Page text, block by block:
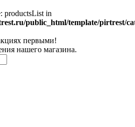
productsList in
public_html/template/pirtrest/
первыми!
нашего магазина.